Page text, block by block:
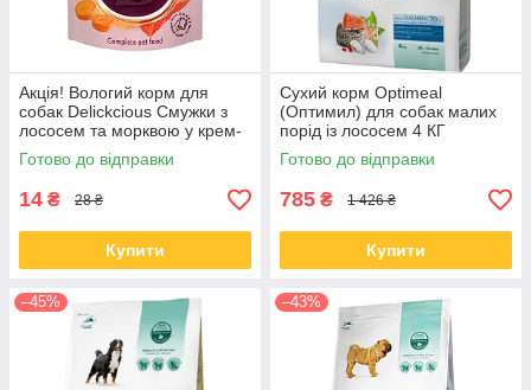
Акція! Вологий корм для
собак Delickcious Смужки з
лососем та морквою у крем-
супі 85 гр 12 шт
Готово до відправки
14 ₴ 28 ₴
Купити
Сухий корм Optimeal
(Оптимил) для собак малих
порід із лососем 4 КГ
Готово до відправки
785 ₴ 1 426 ₴
Купити
–45% –43%